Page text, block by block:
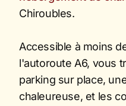
Chiroubles.
Accessible à moins
l'autoroute A6, vous
parking sur place,
chaleureuse, et les